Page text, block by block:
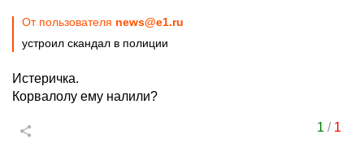
От пользователя news@e1.ru
устроил скандал в полиции
Истеричка.
Корвалолу ему налили?
1 / 1